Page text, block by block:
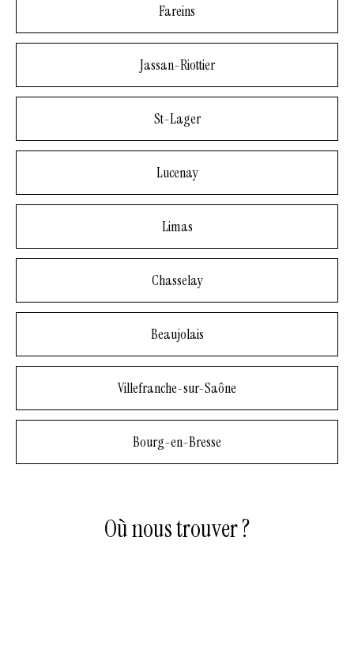
Fareins
Jassan-Riottier
St-Lager
Lucenay
Limas
Chasselay
Beaujolais
Villefranche-sur-Saône
Bourg-en-Bresse
Où nous trouver ?